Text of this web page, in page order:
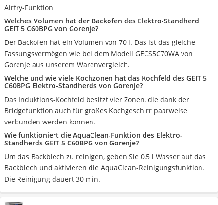
Airfry-Funktion.
Welches Volumen hat der Backofen des Elektro-Standherd
GEIT 5 C60BPG von Gorenje?
Der Backofen hat ein Volumen von 70 l. Das ist das gleiche
Fassungsvermögen wie bei dem Modell GECS5C70WA von
Gorenje aus unserem Warenvergleich.
Welche und wie viele Kochzonen hat das Kochfeld des GEIT 5
C60BPG Elektro-Standherds von Gorenje?
Das Induktions-Kochfeld besitzt vier Zonen, die dank der
Bridgefunktion auch für großes Kochgeschirr paarweise
verbunden werden können.
Wie funktioniert die AquaClean-Funktion des Elektro-
Standherds GEIT 5 C60BPG von Gorenje?
Um das Backblech zu reinigen, geben Sie 0,5 l Wasser auf das
Backblech und aktivieren die AquaClean-Reinigungsfunktion.
Die Reinigung dauert 30 min.